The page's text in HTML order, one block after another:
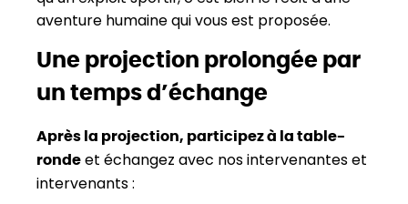
aventure humaine qui vous est proposée.
Une projection prolongée par
un temps d’échange
Après la projection, participez à la table-
ronde et échangez avec nos intervenantes et
intervenants :